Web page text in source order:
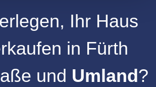
Ihr Haus
in Fürth
und Umland?